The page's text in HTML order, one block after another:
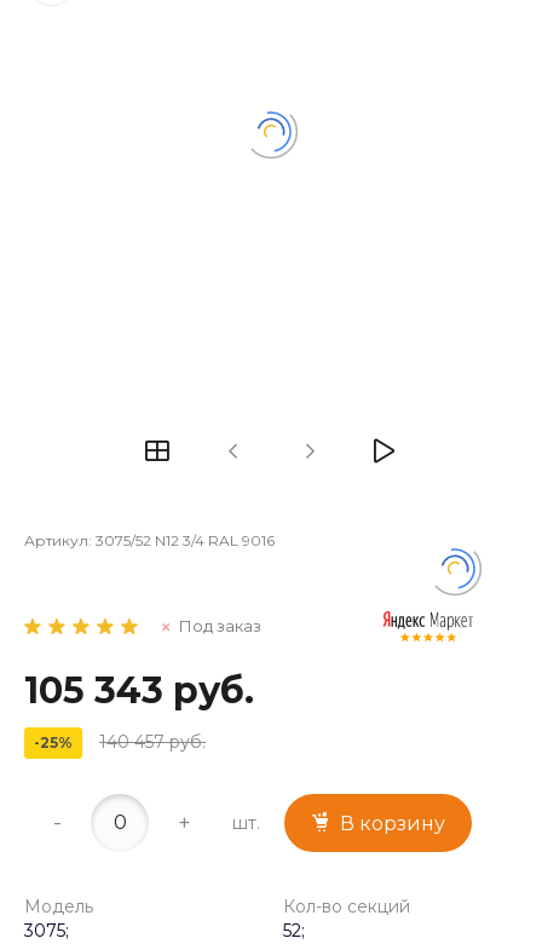
Артикул: 3075/52 N12 3/4 RAL 9016
Под заказ
105 343 руб.
-25% 140 457 руб.
- + шт. В корзину
Модель
3075;
Кол-во секций
52;